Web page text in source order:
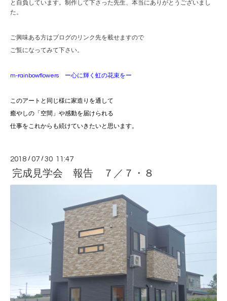
と自負しています。制作して下さった先生、本当にありがとうございまし
た。
ご興味ある方はブログのリンク先を載せますので
ご覧になってみて下さい。
m-rainbowflowers ー心に輝く虹の花束をー
このアートと同じ様に家造りを通して
癒やしの「空間」や感動を届けられる
仕事をこれからも続けていきたいと思います。
2018 /07 /30 11:47
完成見学会 報告 ７／７・８